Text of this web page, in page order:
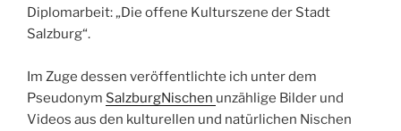
Diplomarbeit: „Die offene Kulturszene der Stadt
Salzburg“.
Im Zuge dessen veröffentlichte ich unter dem
Pseudonym SalzburgNischen unzählige Bilder und
Videos aus den kulturellen und natürlichen Nischen